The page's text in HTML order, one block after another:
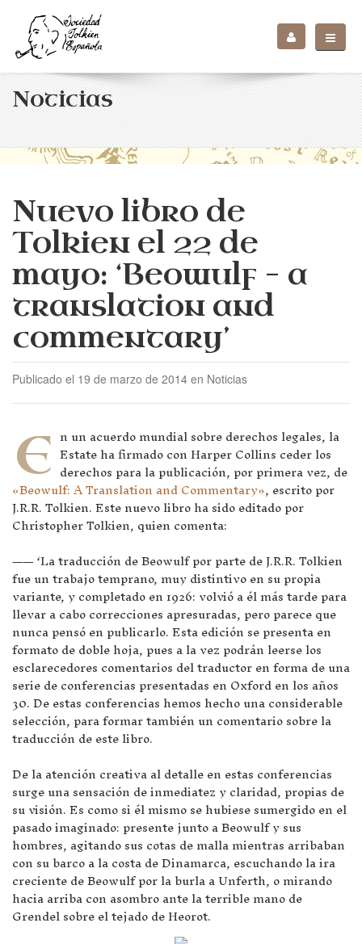
Noticias
Nuevo libro de
Tolkien el 22 de
mayo: ‘Beowulf – a
translation and
commentary’
Publicado el 19 de marzo de 2014 en Noticias
E n un acuerdo mundial sobre derechos legales, la
Estate ha firmado con Harper Collins ceder los
derechos para la publicación, por primera vez, de
«Beowulf: A Translation and Commentary», escrito por
J.R.R. Tolkien. Este nuevo libro ha sido editado por
Christopher Tolkien, quien comenta:
—— ‘La traducción de Beowulf por parte de J.R.R. Tolkien
fue un trabajo temprano, muy distintivo en su propia
variante, y completado en 1926: volvió a él más tarde para
llevar a cabo correcciones apresuradas, pero parece que
nunca pensó en publicarlo. Esta edición se presenta en
formato de doble hoja, pues a la vez podrán leerse los
esclarecedores comentarios del traductor en forma de una
serie de conferencias presentadas en Oxford en los años
30. De estas conferencias hemos hecho una considerable
selección, para formar también un comentario sobre la
traducción de este libro.
De la atención creativa al detalle en estas conferencias
surge una sensación de inmediatez y claridad, propias de
su visión. Es como si él mismo se hubiese sumergido en el
pasado imaginado: presente junto a Beowulf y sus
hombres, agitando sus cotas de malla mientras arribaban
con su barco a la costa de Dinamarca, escuchando la ira
creciente de Beowulf por la burla a Unferth, o mirando
hacia arriba con asombro ante la terrible mano de
Grendel sobre el tejado de Heorot.